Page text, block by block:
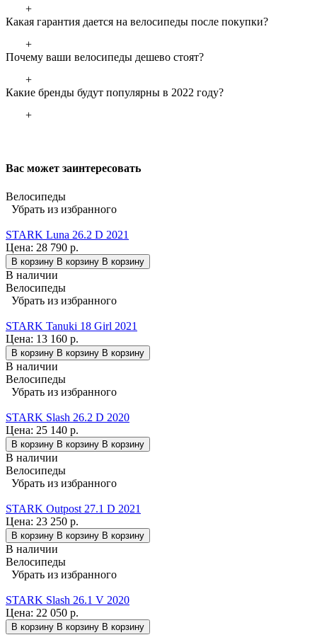
+
Какая гарантия дается на велосипеды после покупки?
+
Почему ваши велосипеды дешево стоят?
+
Какие бренды будут популярны в 2022 году?
+
Вас может заинтересовать
Велосипеды
Убрать из избранного
STARK Luna 26.2 D 2021
Цена: 28 790 р.
В корзину В корзину В корзину
В наличии
Велосипеды
Убрать из избранного
STARK Tanuki 18 Girl 2021
Цена: 13 160 р.
В корзину В корзину В корзину
В наличии
Велосипеды
Убрать из избранного
STARK Slash 26.2 D 2020
Цена: 25 140 р.
В корзину В корзину В корзину
В наличии
Велосипеды
Убрать из избранного
STARK Outpost 27.1 D 2021
Цена: 23 250 р.
В корзину В корзину В корзину
В наличии
Велосипеды
Убрать из избранного
STARK Slash 26.1 V 2020
Цена: 22 050 р.
В корзину В корзину В корзину